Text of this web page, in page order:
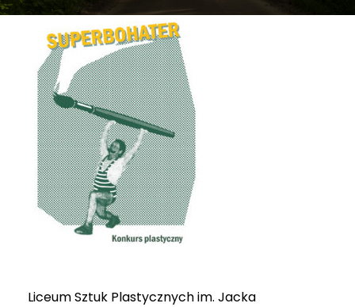
Liceum Sztuk Plastycznych im. Jacka